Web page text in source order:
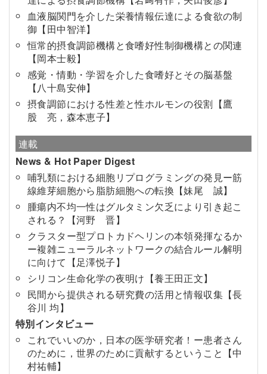
血液脳関門を介した栄養情報伝達による食欲の制
御【田中智洋】
恒常的摂食調節機構と食嗜好性制御機構との関連
【岡本士毅】
感覚・情動・学習を介した食嗜好とその脳基盤
【八十島安伸】
摂食調節における性差と性ホルモンの役割【鷹
股 亮，森本恵子】
連載
News & Hot Paper Digest
哺乳類における細胞リプログラミングの発見ー筋
線維芽細胞から脂肪細胞への転換【妹尾 誠】
腫瘍内不均一性はグルタミン欠乏により引き起こ
される？【河野 晋】
クラスター型プロトカドヘリンの本領発揮なるか
ー複雑ニューラルネットワークの結合ルール解明
に向けて【足澤悦子】
シリコン生命化学の夜明け【養王田正文】
民間から提供される研究費の活用と情報収集【長
谷川 均】
特別インタビュー
これでいいのか，日本の医学研究者！ー患者さん
のために，世界のために貢献するということ【中
村祐輔】